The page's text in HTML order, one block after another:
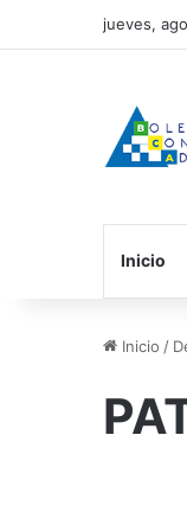
jueves,
Inicio
Inicio /